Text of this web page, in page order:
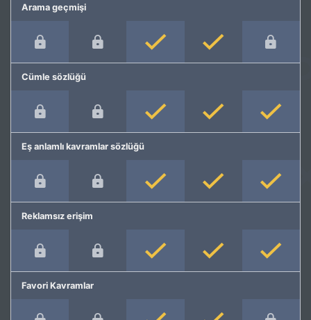
Arama geçmişi
Cümle sözlüğü
Eş anlamlı kavramlar sözlüğü
Reklamsız erişim
Favori Kavramlar